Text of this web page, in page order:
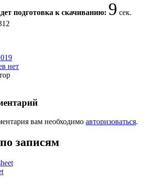
подготовка к скачиванию: 9 сек.
нет
вам необходимо авторизоваться.
записям